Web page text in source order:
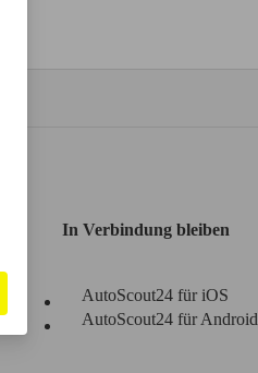
In Verbindung bleiben
AutoScout24 für iOS
AutoScout24 für Android